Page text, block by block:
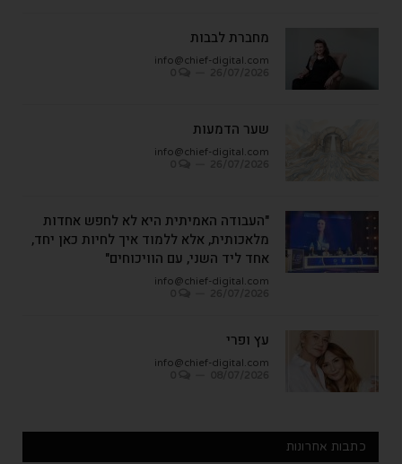
מחברת לבבות
info@chief-digital.com
שער הדמעות
info@chief-digital.com
"העבודה האמיתית היא לא לחפש אחדות
מלאכותית, אלא ללמוד איך לחיות כאן יחד,
אחד ליד השני, עם הוויכוחים"
info@chief-digital.com
עץ ופרי
info@chief-digital.com
כתבות אחרונות